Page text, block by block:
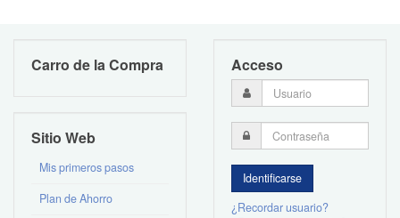
Carro de la Compra
Sitio Web
Mis primeros pasos
Plan de Ahorro
Acceso
¿Recordar usuario?